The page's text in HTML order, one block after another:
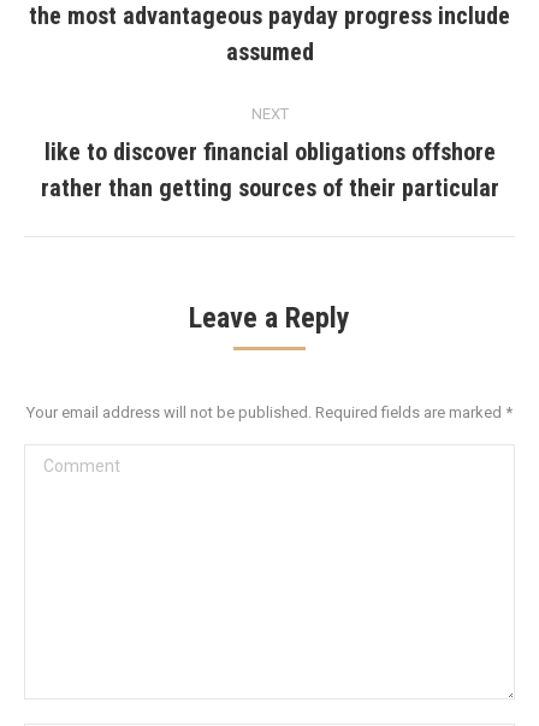
Previous
post:
the most advantageous payday progress include
assumed
NEXT
Next
post:
like to discover financial obligations offshore
rather than getting sources of their particular
Leave a Reply
Your email address will not be published. Required fields are marked *
Comment